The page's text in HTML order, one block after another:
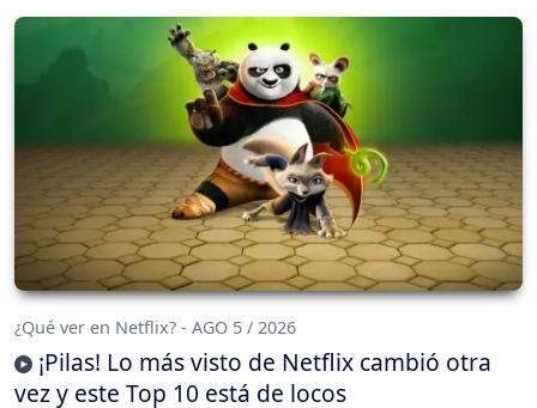
¿Qué ver en Netflix? - AGO 5 / 2026
¡Pilas! Lo más visto de Netflix cambió otra
vez y este Top 10 está de locos